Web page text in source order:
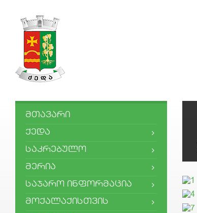
ᲛᲗᲐᲕᲐᲠᲘ
ᲥᲔᲓᲐ
ᲡᲐᲙᲠᲔᲑᲣᲚᲝ
ᲛᲔᲠᲘᲐ
ᲡᲐᲯᲐᲠᲝ ᲘᲜᲤᲝᲠᲛᲐᲪᲘᲐ
ᲛᲝᲥᲐᲚᲐᲥᲘᲡᲗᲕᲘᲡ